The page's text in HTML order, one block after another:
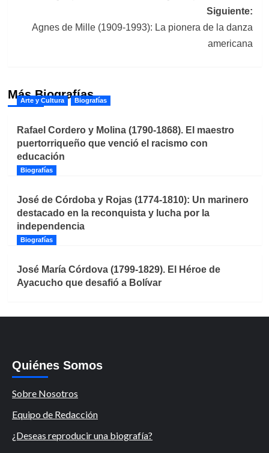
entradas
Siguiente:
Agnes de Mille (1909-1993): La pionera de la danza
americana
Más Biografías
Arte y Cultura Biografías
Rafael Cordero y Molina (1790-1868). El maestro
puertorriqueño que venció el racismo con
educación
Biografías
José de Córdoba y Rojas (1774-1810): Un marinero
destacado en la reconquista y lucha por la
independencia
Biografías
José María Córdova (1799-1829). El Héroe de
Ayacucho que desafió a Bolívar
Quiénes Somos
Sobre Nosotros
Equipo de Redacción
¿Deseas reproducir una biografía?